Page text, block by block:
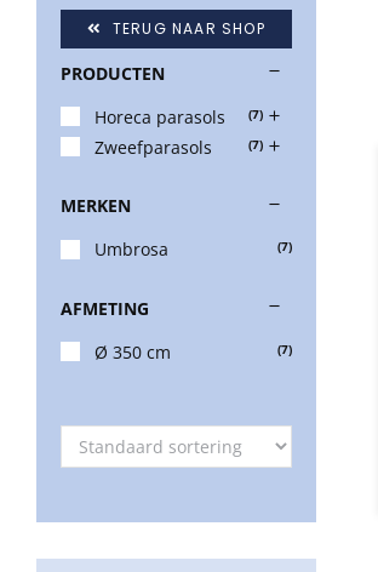
TERUG NAAR SHOP
PRODUCTEN
Horeca parasols
(7)
Zweefparasols (7)
MERKEN
Umbrosa
(7)
AFMETING
Ø 350 cm
(7)